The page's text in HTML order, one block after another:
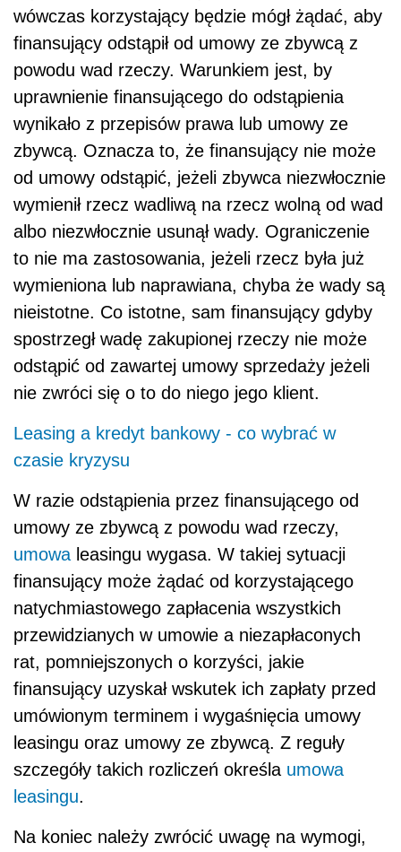
wówczas korzystający będzie mógł żądać, aby
finansujący odstąpił od umowy ze zbywcą z
powodu wad rzeczy. Warunkiem jest, by
uprawnienie finansującego do odstąpienia
wynikało z przepisów prawa lub umowy ze
zbywcą. Oznacza to, że finansujący nie może
od umowy odstąpić, jeżeli zbywca niezwłocznie
wymienił rzecz wadliwą na rzecz wolną od wad
albo niezwłocznie usunął wady. Ograniczenie
to nie ma zastosowania, jeżeli rzecz była już
wymieniona lub naprawiana, chyba że wady są
nieistotne. Co istotne, sam finansujący gdyby
spostrzegł wadę zakupionej rzeczy nie może
odstąpić od zawartej umowy sprzedaży jeżeli
nie zwróci się o to do niego jego klient.
Leasing a kredyt bankowy - co wybrać w
czasie kryzysu
W razie odstąpienia przez finansującego od
umowy ze zbywcą z powodu wad rzeczy,
umowa leasingu wygasa. W takiej sytuacji
finansujący może żądać od korzystającego
natychmiastowego zapłacenia wszystkich
przewidzianych w umowie a niezapłaconych
rat, pomniejszonych o korzyści, jakie
finansujący uzyskał wskutek ich zapłaty przed
umówionym terminem i wygaśnięcia umowy
leasingu oraz umowy ze zbywcą. Z reguły
szczegóły takich rozliczeń określa umowa
leasingu.
Na koniec należy zwrócić uwagę na wymogi,